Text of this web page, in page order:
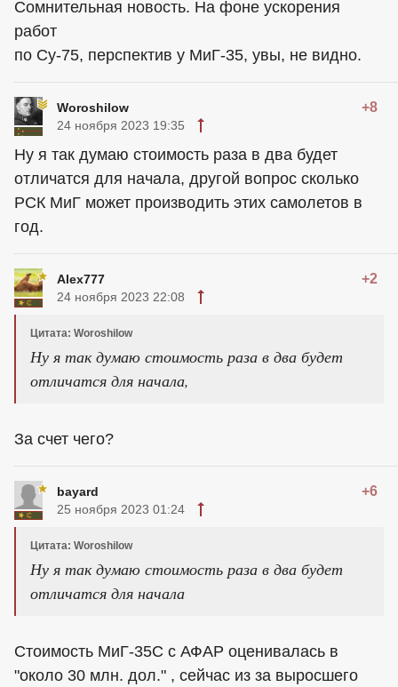
Сомнительная новость. На фоне ускорения
работ
по Су-75, перспектив у МиГ-35, увы, не видно.
Woroshilow +8
24 ноября 2023 19:35
Ну я так думаю стоимость раза в два будет
отличатся для начала, другой вопрос сколько
РСК МиГ может производить этих самолетов в
год.
Alex777 +2
24 ноября 2023 22:08
Цитата: Woroshilow
Ну я так думаю стоимость раза в два будет
отличатся для начала,
За счет чего?
bayard +6
25 ноября 2023 01:24
Цитата: Woroshilow
Ну я так думаю стоимость раза в два будет
отличатся для начала
Стоимость МиГ-35С с АФАР оценивалась в
"около 30 млн. дол." , сейчас из за выросшего